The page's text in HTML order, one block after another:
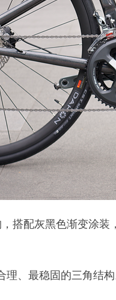
搭配灰黑色渐变涂
理、最稳固的三角结